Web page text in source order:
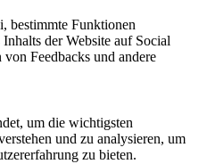
bestimmte Funktionen
der Website auf Social
Feedbacks und andere
um die wichtigsten
und zu analysieren, um
zu bieten.